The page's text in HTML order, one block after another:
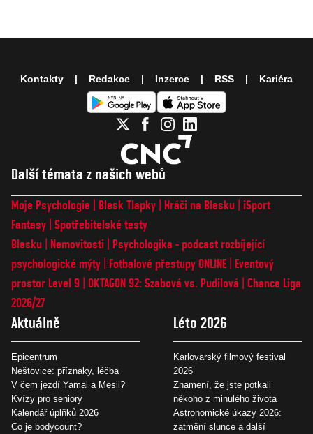
Další témata z našich webů
Moje Psychologie Blesk Tlapky Hráči na Blesku
iSport
Fantasy Spotřebitelské testy
Blesku
Nemovitosti
Psychologika - podcast rozbíjející
psychologické mýty
Fotbalové přestupy ONLINE
Eventový
prostor Level 9 OKTAGON 92: Szabová vs. Pudilová
Chance Liga
2026/27
Aktuálně
Epicentrum
Neštovice: příznaky, léčba
V čem jezdí Yamal a Mesii?
Kvízy pro seniory
Kalendář úplňků 2026
Co je bodycount?
Léto 2026
Karlovarský filmový festival
2026
Znamení, že jste potkali
někoho z minulého života
Astronomické úkazy 2026:
zatmění slunce a další
Kontakty Redakce Inzerce RSS Kariéra